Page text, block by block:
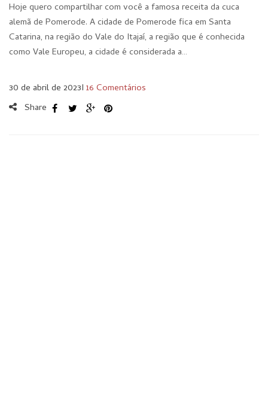
Hoje quero compartilhar com você a famosa receita da cuca
alemã de Pomerode. A cidade de Pomerode fica em Santa
Catarina, na região do Vale do Itajaí, a região que é conhecida
como Vale Europeu, a cidade é considerada a…
30 de abril de 2023I 16 Comentários
Share